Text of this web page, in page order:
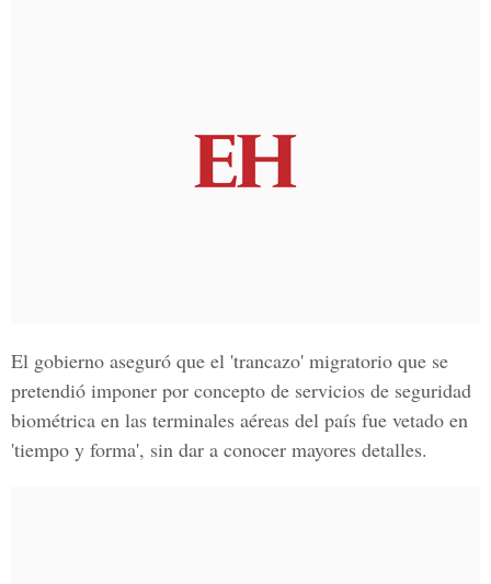
El gobierno aseguró que el 'trancazo' migratorio que se
pretendió imponer por concepto de servicios de seguridad
biométrica en las terminales aéreas del país fue vetado en
'tiempo y forma', sin dar a conocer mayores detalles.